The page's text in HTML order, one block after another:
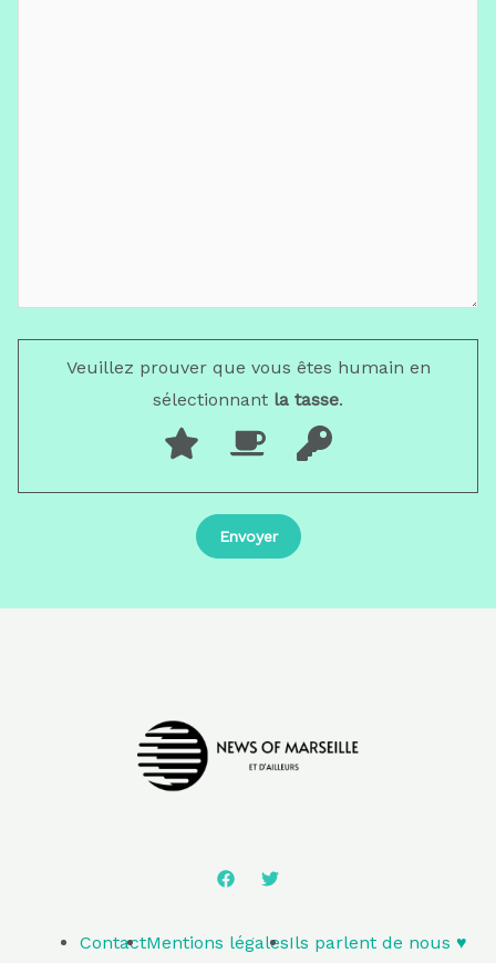
Veuillez prouver que vous êtes humain en
sélectionnant la tasse.
ContactMentions légalesIls parlent de nous ♥️